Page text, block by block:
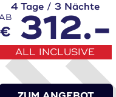
4 Tage / 3 Nächte
€ 312.-
ALL INCLUSIVE